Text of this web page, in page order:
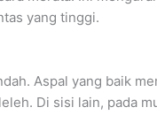
yang tinggi.
Aspal yang baik
Di sisi lain, pada